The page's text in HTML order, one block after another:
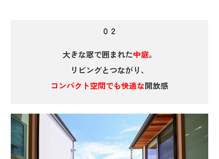
０２
大きな窓で囲まれた中庭。
リビングとつながり、
コンパクト空間でも快適な開放感